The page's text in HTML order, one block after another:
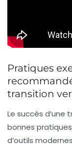
Pratiques
transition
Le succès d’une
bonnes
d’outils